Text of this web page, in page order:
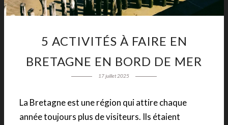
5 ACTIVITÉS À FAIRE EN
BRETAGNE EN BORD DE MER
17 juillet 2025
La Bretagne est une région qui attire chaque
année toujours plus de visiteurs. Ils étaient